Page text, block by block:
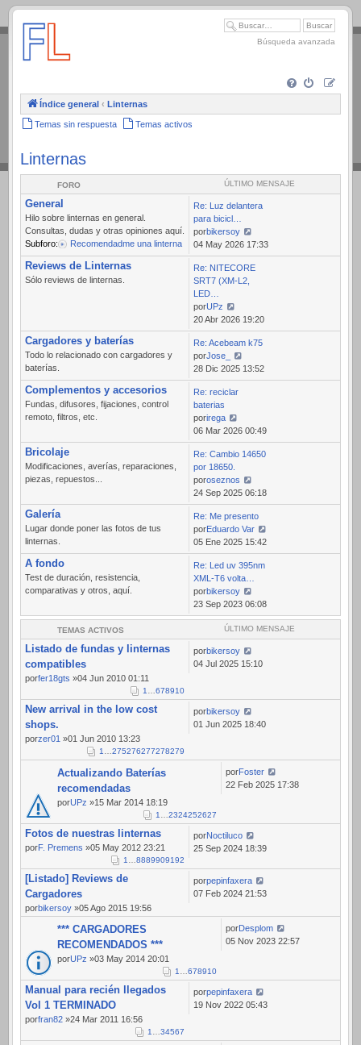
.
Búsqueda avanzada
Índice general ‹ Linternas
Temas sin respuesta Temas activos
Linternas
FORO ÚLTIMO MENSAJE
General
Hilo sobre linternas en general.
Consultas, dudas y otras opiniones aquí.
Subforo:
Recomendadme una linterna
Re: Luz delantera
para bicicl…
porbikersoy
Ver
último
mensaje
04 May 2026 17:33
Reviews de Linternas
Sólo reviews de linternas.
Re: NITECORE
SRT7 (XM-L2,
LED…
porUPz
Ver
último
mensaje
20 Abr 2026 19:20
Cargadores y baterías
Todo lo relacionado con cargadores y
baterías.
Re: Acebeam k75
porJose_
Ver
último
mensaje
28 Dic 2025 13:52
Complementos y accesorios
Fundas, difusores, fijaciones, control
remoto, filtros, etc.
Re: reciclar
baterias
porirega
Ver
último
mensaje
06 Mar 2026 00:49
Bricolaje
Modificaciones, averías, reparaciones,
piezas, repuestos...
Re: Cambio 14650
por 18650.
poroseznos
Ver
último
mensaje
24 Sep 2025 06:18
Galería
Lugar donde poner las fotos de tus
linternas.
Re: Me presento
porEduardo Var
Ver
último
mensaje
05 Ene 2025 15:42
A fondo
Test de duración, resistencia,
comparativas y otros, aquí.
Re: Led uv 395nm
XML-T6 volta…
porbikersoy
Ver
último
mensaje
23 Sep 2023 06:08
TEMAS ACTIVOS ÚLTIMO MENSAJE
Listado de fundas y linternas
compatibles
porfer18gts »04 Jun 2010 01:11
1 678910
porbikersoy
04 Jul 2025 15:10
New arrival in the low cost
shops.
porzer01 »01 Jun 2010 13:23
1 275276277278279
porbikersoy
01 Jun 2025 18:40
Actualizando Baterías
recomendadas
porUPz »15 Mar 2014 18:19
1 2324252627
porFoster
22 Feb 2025 17:38
Fotos de nuestras linternas
porF. Premens »05 May 2012 23:21
1 8889909192
porNoctiluco
25 Sep 2024 18:39
[Listado] Reviews de
Cargadores
porbikersoy »05 Ago 2015 19:56
porpepinfaxera
07 Feb 2024 21:53
*** CARGADORES
RECOMENDADOS ***
porUPz »03 May 2014 20:01
1 678910
porDesplom
05 Nov 2023 22:57
Manual para recién llegados
Vol 1 TERMINADO
porfran82 »24 Mar 2011 16:56
1 34567
porpepinfaxera
19 Nov 2022 05:43